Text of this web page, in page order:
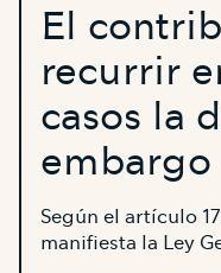
El
recurrir
casos la
embargo
Según el artículo
manifiesta la Ley